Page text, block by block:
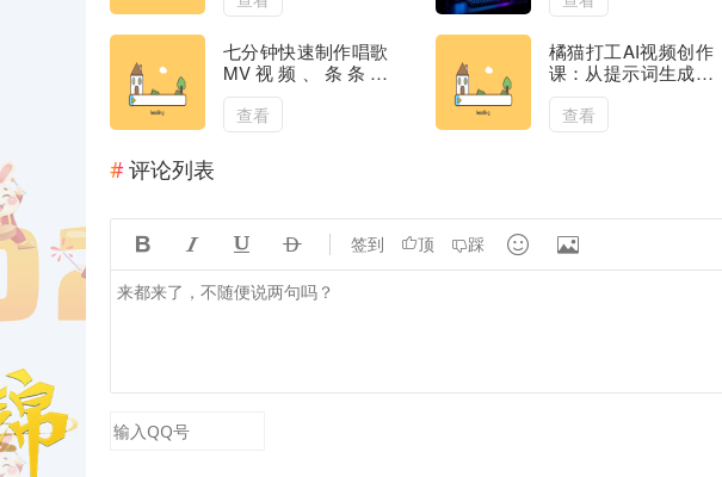
七分钟快速制作唱歌
MV视频、条条爆
火，0基础也能快速
上手
查看
橘猫打工AI视频创作
课：从提示词生成到
剪辑发布，玩转抖音
社媒爆款内容
查看
评论列表
    签到 顶 踩  